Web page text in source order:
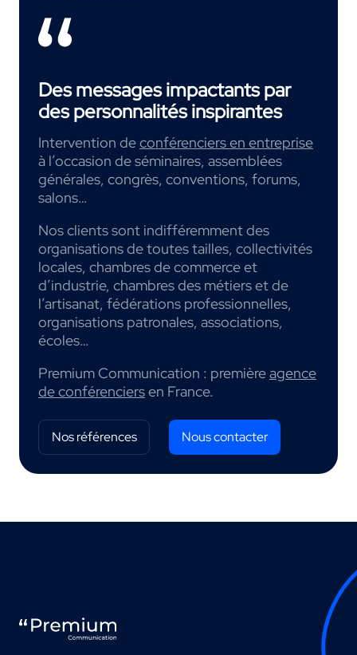
Des messages impactants par
des personnalités inspirantes
Intervention deconférenciers en entreprise
à l’occasion de séminaires, assemblées
générales, congrès, conventions, forums,
salons…
Nos clients sont indifféremment des
organisations de toutes tailles, collectivités
locales, chambres de commerce et
d’industrie, chambres des métiers et de
l’artisanat, fédérations professionnelles,
organisations patronales, associations,
écoles…
Premium Communication : premièreagence
de conférenciersen France.
Nos références Nous contacter